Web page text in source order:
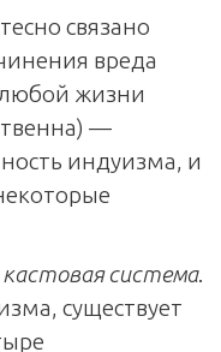
связано
вреда
жизни
—
индуизма, и
кастовая система.
существует